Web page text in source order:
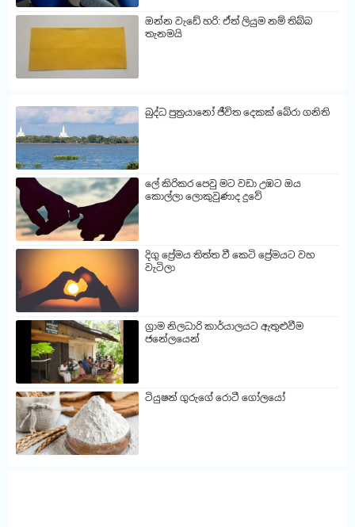
ඔන්න වැඩේ හරි: ඒත් ලියුම නම් තිබ්බ
තැනමයි
බුද්ධ පුත්‍රයානෝ ජීවිත දෙකක් බේරා ගනිති
ලේ කිරිකර පෙවු මට වඩා උඹට ඔය
කොල්ලා ලොකුවුණාද දුවේ
දිගු ප්‍රේමය තිත්ත වී කෙටි ප්‍රේමයට වහ
වැටිලා
ග්‍රාම නිලධාරි කාර්යාලයට ඇතුළුවීම
ජනේලයෙන්
ටියුෂන් ගුරුගේ රොටී ගෝලයෝ